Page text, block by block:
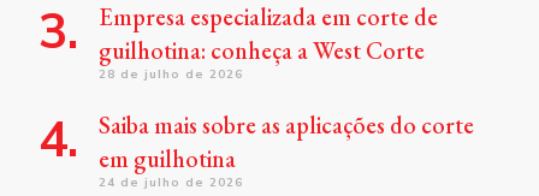
Empresa especializada em corte de
guilhotina: conheça a West Corte
28 de julho de 2026
Saiba mais sobre as aplicações do corte
em guilhotina
24 de julho de 2026